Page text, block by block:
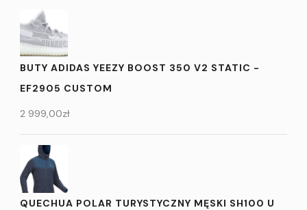
BUTY ADIDAS YEEZY BOOST 350 V2 STATIC -
EF2905 CUSTOM
2 999,00zł
QUECHUA POLAR TURYSTYCZNY MĘSKI SH100 U